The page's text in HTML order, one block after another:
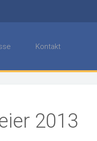
Kontakt
2013